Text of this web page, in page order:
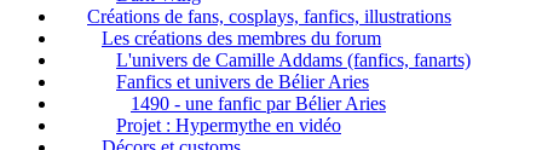
Créations de fans, cosplays, fanfics, illustrations
Les créations des membres du forum
L'univers de Camille Addams (fanfics, fanarts)
Fanfics et univers de Bélier Aries
1490 - une fanfic par Bélier Aries
Projet : Hypermythe en vidéo